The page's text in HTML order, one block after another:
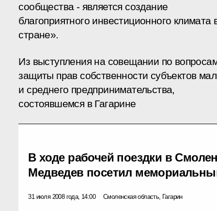
сообщества - является создание
благоприятного инвестиционного климата
стране».
Из выступления на совещании по
защиты прав собственности субъектов
и среднего предпринимательства,
состоявшемся в Гагарине
В ходе рабочей поездки в
Медведев посетил
31 июля 2008 года, 14:00 Смоленская область, Гагарин